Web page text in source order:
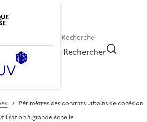
Rechercher
Périmètres des contrats urbains de cohésion
à grande échelle